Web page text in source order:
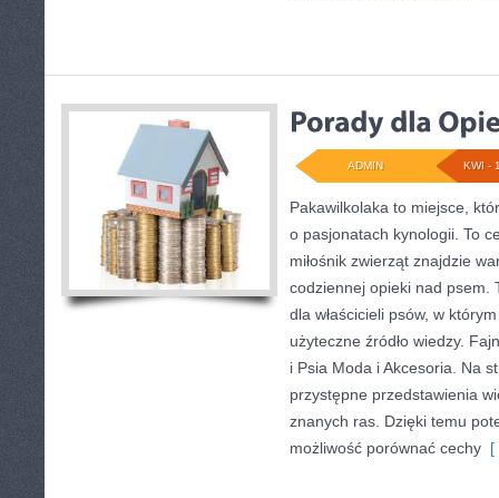
KWI -
ADMIN
Pakawilkolaka to miejsce,
o pasjonatach kynologii. To
miłośnik zwierząt znajdzie
codziennej opieki nad psem.
dla właścicieli psów, w
użyteczne źródło wiedzy.
i Psia Moda i Akcesoria. Na
przystępne przedstawienia
znanych ras. Dzięki temu
możliwość porównać cechy [